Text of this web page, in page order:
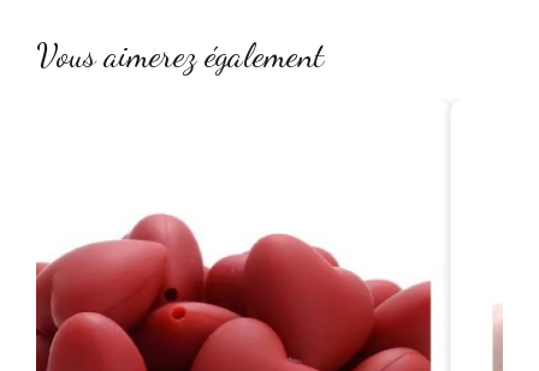
Vous aimerez également